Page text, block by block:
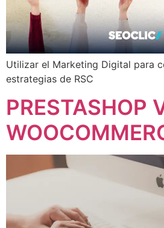
Utilizar el Marketing Digital para
estrategias de RSC
PRESTASHOP